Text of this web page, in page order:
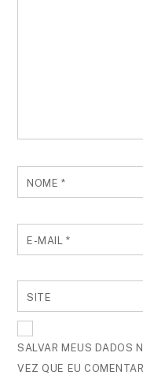
NOME *
E-MAIL *
SITE
SALVAR MEUS DADOS
VEZ QUE EU COMENTAR.